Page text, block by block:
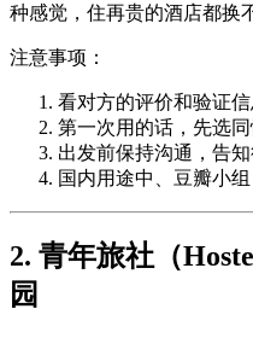
种感觉，住再贵的酒店都换
注意事项：
看对方的评价和验证
第一次用的话，先选
出发前保持沟通，告
国内用途中、豆瓣小组
2. 青年旅社（
园